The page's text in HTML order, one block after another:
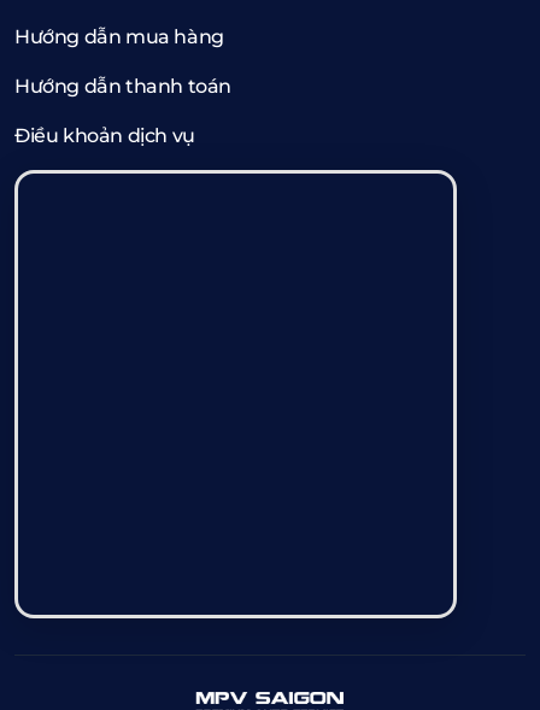
Hướng dẫn mua hàng
Hướng dẫn thanh toán
Điều khoản dịch vụ